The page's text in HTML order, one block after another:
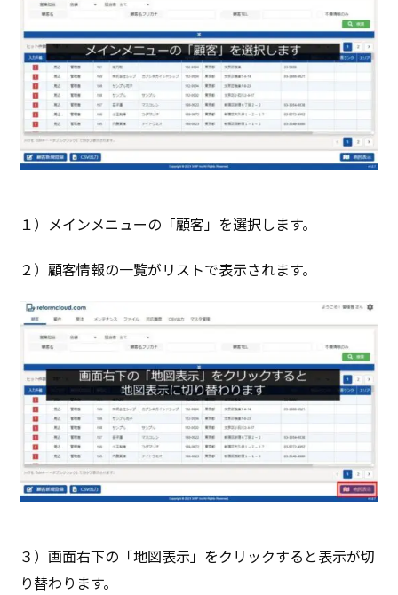
１）メインメニューの「顧客」を選択します。
２）顧客情報の一覧がリストで表示されます。
３）画面右下の「地図表示」をクリックすると表示が切
り替わります。